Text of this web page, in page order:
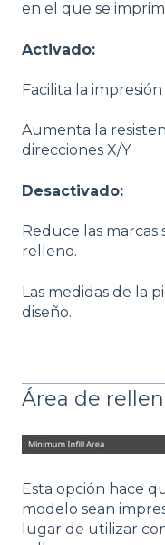
en el que se
Activado:
Facilita la
Aumenta la
direcciones X/Y.
Desactivado:
Reduce las marcas
relleno.
Las medidas de la
diseño.
Área de
Esta opción hace
modelo sean
lugar de utilizar